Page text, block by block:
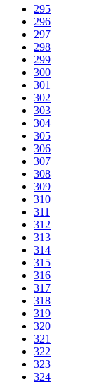
295
296
297
298
299
300
301
302
303
304
305
306
307
308
309
310
311
312
313
314
315
316
317
318
319
320
321
322
323
324